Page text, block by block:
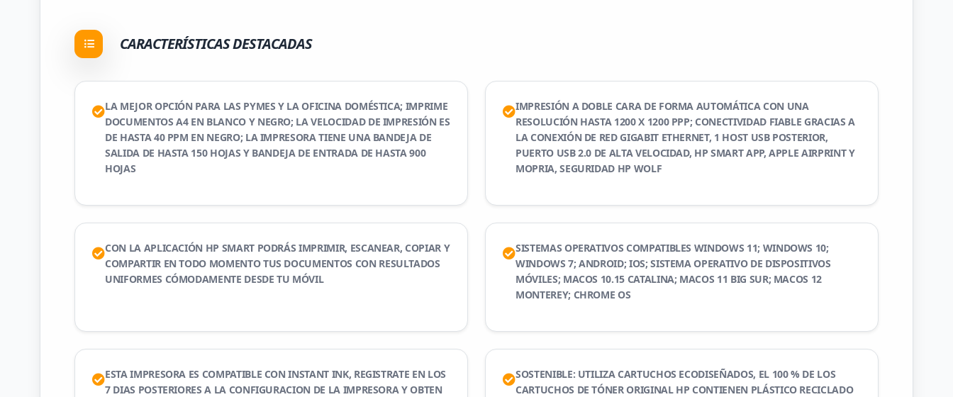
CARACTERÍSTICAS DESTACADAS
LA MEJOR OPCIÓN PARA LAS PYMES Y LA OFICINA DOMÉSTICA; IMPRIME
DOCUMENTOS A4 EN BLANCO Y NEGRO; LA VELOCIDAD DE IMPRESIÓN ES
DE HASTA 40 PPM EN NEGRO; LA IMPRESORA TIENE UNA BANDEJA DE
SALIDA DE HASTA 150 HOJAS Y BANDEJA DE ENTRADA DE HASTA 900
HOJAS
IMPRESIÓN A DOBLE CARA DE FORMA AUTOMÁTICA CON UNA
RESOLUCIÓN HASTA 1200 X 1200 PPP; CONECTIVIDAD FIABLE GRACIAS A
LA CONEXIÓN DE RED GIGABIT ETHERNET, 1 HOST USB POSTERIOR,
PUERTO USB 2.0 DE ALTA VELOCIDAD, HP SMART APP, APPLE AIRPRINT Y
MOPRIA, SEGURIDAD HP WOLF
CON LA APLICACIÓN HP SMART PODRÁS IMPRIMIR, ESCANEAR, COPIAR Y
COMPARTIR EN TODO MOMENTO TUS DOCUMENTOS CON RESULTADOS
UNIFORMES CÓMODAMENTE DESDE TU MÓVIL
SISTEMAS OPERATIVOS COMPATIBLES WINDOWS 11; WINDOWS 10;
WINDOWS 7; ANDROID; IOS; SISTEMA OPERATIVO DE DISPOSITIVOS
MÓVILES; MACOS 10.15 CATALINA; MACOS 11 BIG SUR; MACOS 12
MONTEREY; CHROME OS
ESTA IMPRESORA ES COMPATIBLE CON INSTANT INK, REGISTRATE EN LOS
7 DIAS POSTERIORES A LA CONFIGURACION DE LA IMPRESORA Y OBTEN
SOSTENIBLE: UTILIZA CARTUCHOS ECODISEÑADOS, EL 100 % DE LOS
CARTUCHOS DE TÓNER ORIGINAL HP CONTIENEN PLÁSTICO RECICLADO